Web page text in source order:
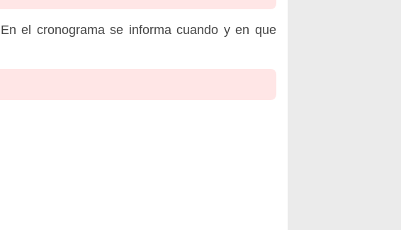
el cronograma se informa cuando y en que